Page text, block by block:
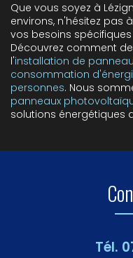
Que vous soyez à
environs, n'hésitez pas
vos besoins
Découvrez comment
l'installation de
consommation
personnes. Nous
panneaux
solutions énergétiques
Tél.